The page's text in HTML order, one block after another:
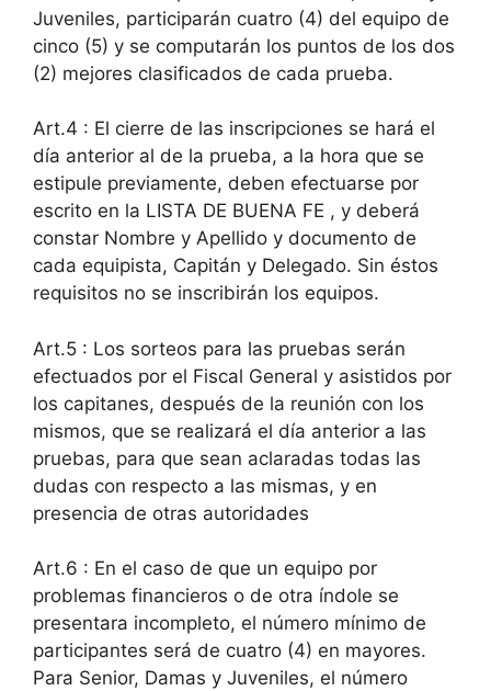
Juveniles, participarán cuatro (4) del equipo de
cinco (5) y se computarán los puntos de los dos
(2) mejores clasificados de cada prueba.
Art.4 : El cierre de las inscripciones se hará el
día anterior al de la prueba, a la hora que se
estipule previamente, deben efectuarse por
escrito en la LISTA DE BUENA FE , y deberá
constar Nombre y Apellido y documento de
cada equipista, Capitán y Delegado. Sin éstos
requisitos no se inscribirán los equipos.
Art.5 : Los sorteos para las pruebas serán
efectuados por el Fiscal General y asistidos por
los capitanes, después de la reunión con los
mismos, que se realizará el día anterior a las
pruebas, para que sean aclaradas todas las
dudas con respecto a las mismas, y en
presencia de otras autoridades
Art.6 : En el caso de que un equipo por
problemas financieros o de otra índole se
presentara incompleto, el número mínimo de
participantes será de cuatro (4) en mayores.
Para Senior, Damas y Juveniles, el número